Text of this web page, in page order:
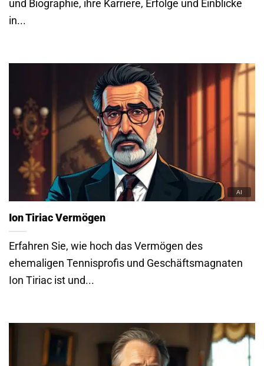
und Biographie, ihre Karriere, Erfolge und Einblicke
in...
Ion Tiriac Vermögen
Erfahren Sie, wie hoch das Vermögen des
ehemaligen Tennisprofis und Geschäftsmagnaten
Ion Tiriac ist und...